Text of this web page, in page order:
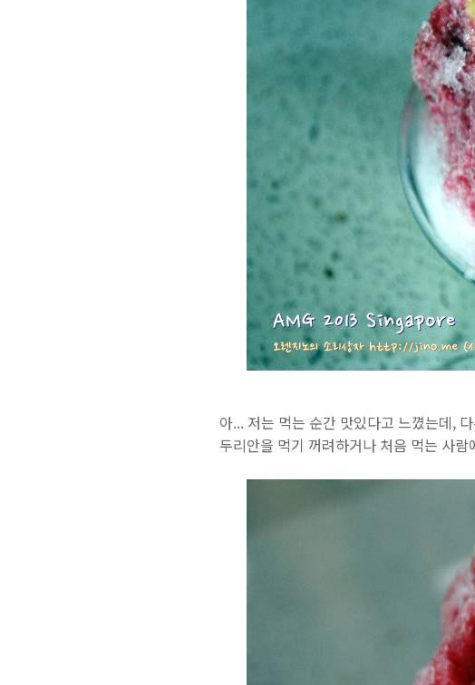
아... 저는 먹는 순간 맛있다고 느꼈는데,
두리안을 먹기 꺼려하거나 처음 먹는 사